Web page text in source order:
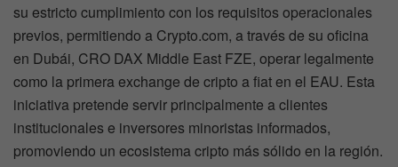
su estricto cumplimiento con los requisitos operacionales
previos, permitiendo a Crypto.com, a través de su oficina
en Dubái, CRO DAX Middle East FZE, operar legalmente
como la primera exchange de cripto a fiat en el EAU. Esta
iniciativa pretende servir principalmente a clientes
institucionales e inversores minoristas informados,
promoviendo un ecosistema cripto más sólido en la región.